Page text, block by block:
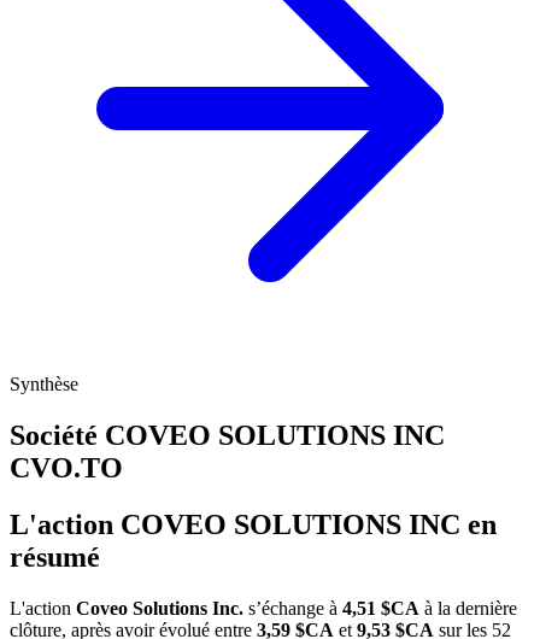
Synthèse
Société COVEO SOLUTIONS INC
CVO.TO
L'action COVEO SOLUTIONS INC en
résumé
L'action Coveo Solutions Inc. s’échange à 4,51 $CA à la dernière
clôture, après avoir évolué entre 3,59 $CA et 9,53 $CA sur les 52